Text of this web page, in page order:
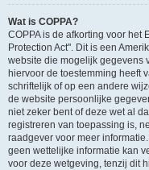
Wat is COPPA?
COPPA is de afkorting voor het
Protection Act". Dit is een
website die mogelijk gegevens
hiervoor de toestemming heeft
schriftelijk of op een andere
de website persoonlijke
niet zeker bent of deze wet al
registreren van toepassing is,
raadgever voor meer
geen wettelijke informatie kan
voor deze wetgeving, tenzij dit